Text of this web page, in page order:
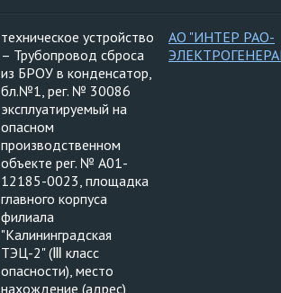
техническое устройство
– Трубопровод сброса
из БРОУ в конденсатор,
бл.№1, рег. № 30086
эксплуатируемый на
опасном
производственном
объекте рег. № А01-
12185-0023, площадка
главного корпуса
филиала
"Калининградская
ТЭЦ-2" (Ⅲ класс
опасности), место
нахождение (адрес)
АО "ИНТЕР РАО-